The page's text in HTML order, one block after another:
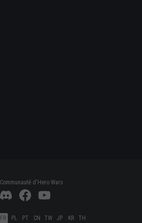
Communauté d'Hero Wars
FR PL PT CN TW JP KR TH